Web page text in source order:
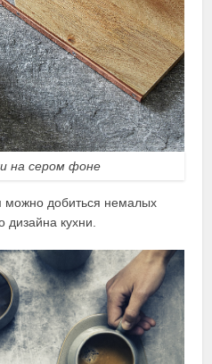
на сером фоне
можно добиться немалых
дизайна кухни.